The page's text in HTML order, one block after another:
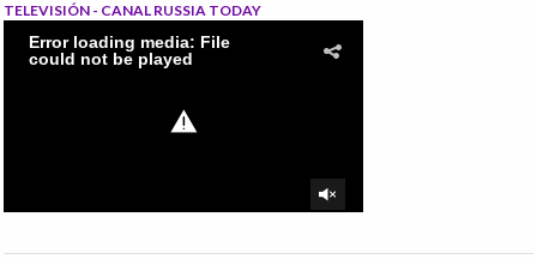
TELEVISIÓN - CANAL RUSSIA TODAY